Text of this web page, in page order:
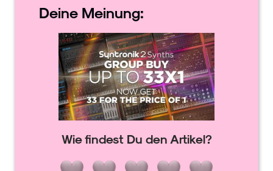
Deine Meinung:
Wie findest Du den Artikel?